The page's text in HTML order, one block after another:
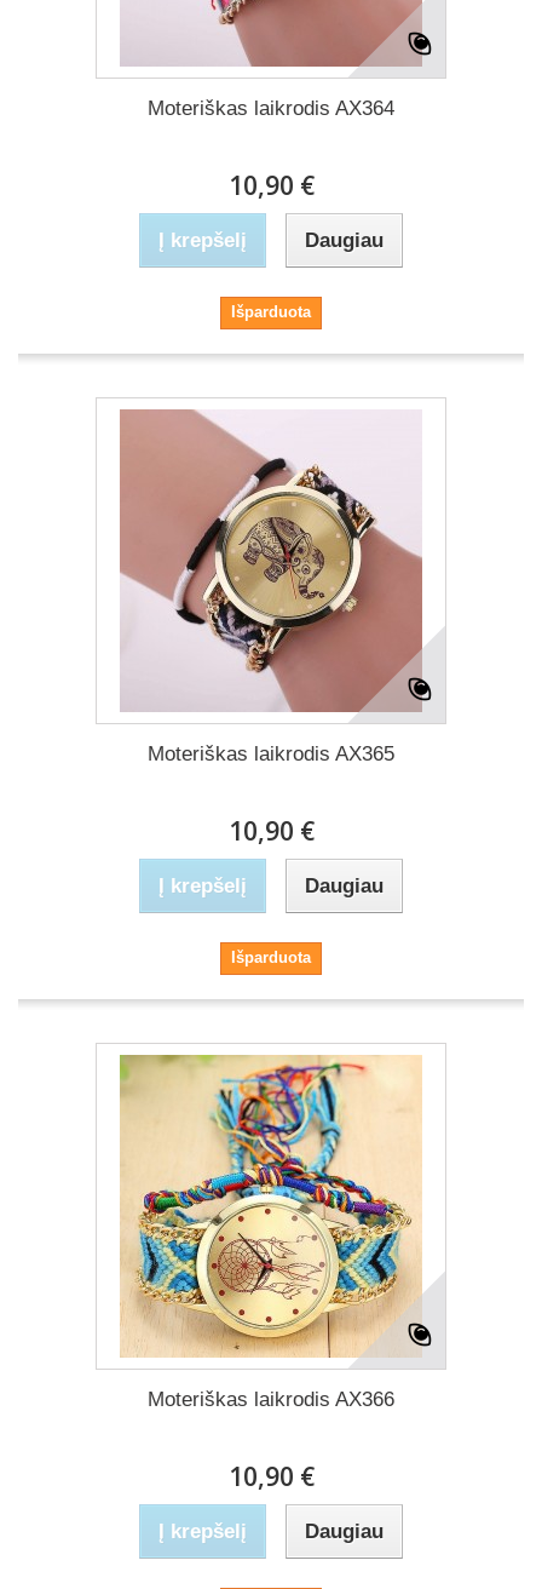
Moteriškas laikrodis AX364
10,90 €
Į krepšelį Daugiau
Išparduota
Moteriškas laikrodis AX365
10,90 €
Į krepšelį Daugiau
Išparduota
Moteriškas laikrodis AX366
10,90 €
Į krepšelį Daugiau